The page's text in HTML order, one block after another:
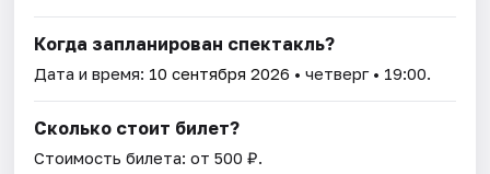
Когда запланирован спектакль?
Дата и время: 10 сентября 2026 • четверг • 19:00.
Сколько стоит билет?
Стоимость билета: от 500 ₽.